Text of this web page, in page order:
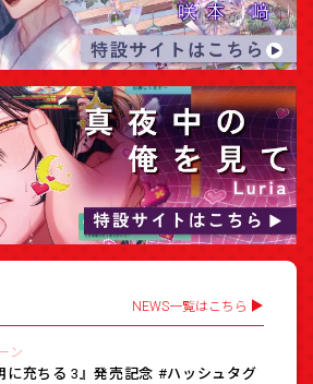
NEWS一覧はこちら
ン
に充ちる 3』発売記念 #ハッシュタグ